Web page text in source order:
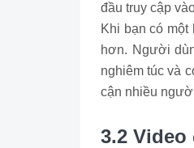
đầu truy cập
Khi bạn có một
hơn. Người
nghiêm túc và
cận nhiều
3.2